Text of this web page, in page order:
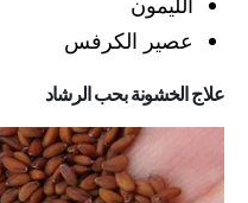
عصير الكرفس
علاج الخشونة بحب الرشاد